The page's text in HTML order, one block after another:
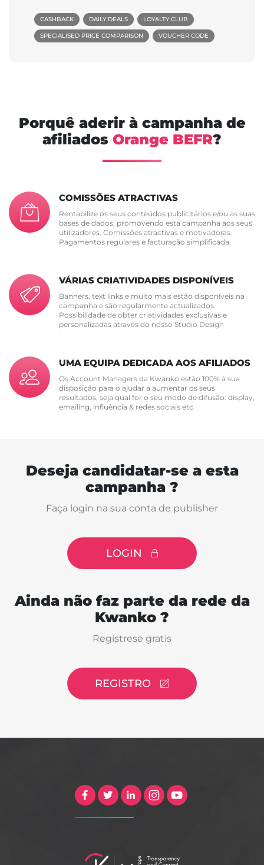
CASHBACK DAILY DEALS LOYALTY CLUB
SPECIALISED PRICE COMPARISON VOUCHER CODE
Porquê aderir à campanha de
afiliados Orange BEFR?
COMISSÕES ATRACTIVAS
Rentabilize os seus conteúdos publicitários e/ou as suas
bases de dados, promovendo esta campanha aos seus
utilizadores. Comissões atractivas e motivadoras.
Pagamentos regulares e facturação simplificada.
VÁRIAS CRIATIVIDADES DISPONÍVEIS
Banners, text links e muito mais estão disponíveis na
campanha e são regularmente actualizados.
Possibilidade de obter criatividades exclusivas e
personalizadas através do nosso Studio Design
UMA EQUIPA DEDICADA AOS AFILIADOS
Os Account Managers da Kwanko estão 100% à sua
disposição para o ajudar a aumentar os seus
resultados, seja qual for o seu modo de difusão: display,
emailing, influência & redes sociais etc.
Deseja candidatar-se a esta
campanha ?
Faça login na sua conta de publisher
LOGIN
Ainda não faz parte da rede da
Kwanko ?
Regístrese gratis
REGISTRO